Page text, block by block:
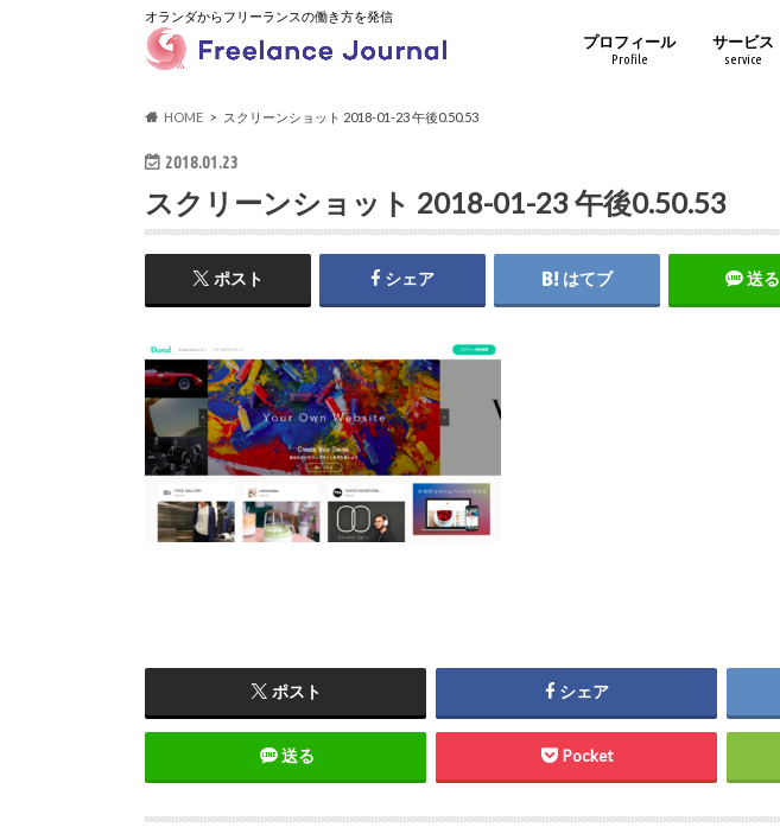
オランダからフリーランスの働き方を発信
プロフィール
Profile
サービス
service
HOME スクリーンショット 2018-01-23 午後0.50.53
2018.01.23
スクリーンショット 2018-01-23 午後0.50.53
ポスト シェア はてブ 送る
ポスト シェア
送る Pocket